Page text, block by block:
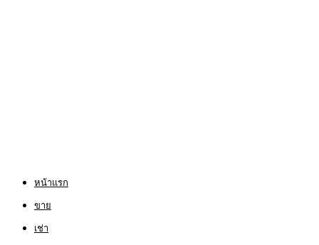
หน้าแรก
ขาย
เช่า